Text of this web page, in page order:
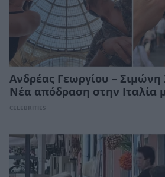
Ανδρέας Γεωργίου – Σιμώνη
Νέα απόδραση στην Ιταλία
CELEBRITIES